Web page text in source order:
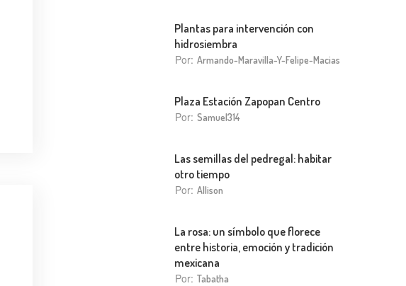
Plantas para intervención con
hidrosiembra
Por: Armando-Maravilla-Y-Felipe-Macias
Plaza Estación Zapopan Centro
Por: Samuel314
Las semillas del pedregal: habitar
otro tiempo
Por: Allison
La rosa: un símbolo que florece
entre historia, emoción y tradición
mexicana
Por: Tabatha